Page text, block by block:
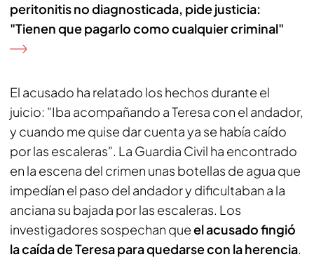
peritonitis no diagnosticada, pide justicia:
"Tienen que pagarlo como cualquier criminal"
El acusado ha relatado los hechos durante el
juicio: "Iba acompañando a Teresa con el andador,
y cuando me quise dar cuenta ya se había caído
por las escaleras". La Guardia Civil ha encontrado
en la escena del crimen unas botellas de agua que
impedían el paso del andador y dificultaban a la
anciana su bajada por las escaleras. Los
investigadores sospechan queel acusado fingió
la caída de Teresa para quedarse con la herencia.